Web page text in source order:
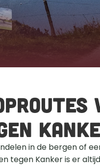
in de bergen of
tegen Kanker is er